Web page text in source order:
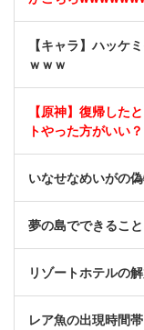
【キャラ】ハッケ
ｗｗｗ
【原神】復帰した
トやった方がいい？
いなせなめいがの
夢の島でできるこ
リゾートホテルの
レア魚の出現時間